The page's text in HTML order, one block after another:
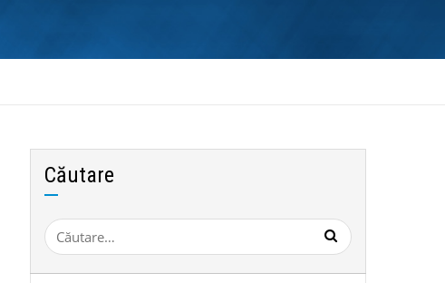
Căutare
Caută
după: